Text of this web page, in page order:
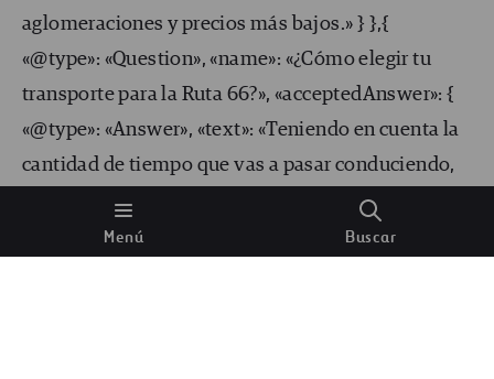
Menú Buscar
aglomeraciones y precios más bajos.» } },{
«@type»: «Question», «name»: «¿Cómo elegir tu
transporte para la Ruta 66?», «acceptedAnswer»: {
«@type»: «Answer», «text»: «Teniendo en cuenta la
cantidad de tiempo que vas a pasar conduciendo,
la elección de tu medio de transporte es una
decisión importante. Primero debes valorar si